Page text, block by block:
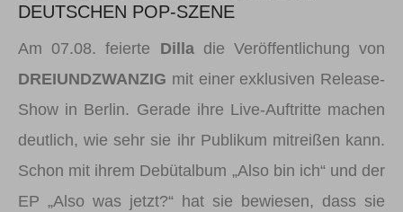
DEUTSCHEN POP-SZENE
Am 07.08. feierte Dilladie Veröffentlichung von
DREIUNDZWANZIG mit einer exklusiven Release-
Show in Berlin. Gerade ihre Live-Auftritte machen
deutlich, wie sehr sie ihr Publikum mitreißen kann.
Schon mit ihrem Debütalbum „Also bin ich“ und der
EP „Also was jetzt?“ hat sie bewiesen, dass sie